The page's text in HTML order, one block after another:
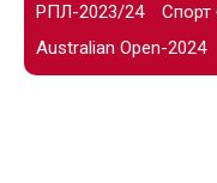
РПЛ-2023/24
Спорт
Australian Open-2024